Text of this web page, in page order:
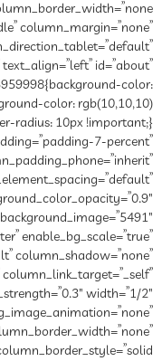
column_margin=”none”
id=”about”
color:
color: rgb(10,10,10)
7-percent”
enable_bg_scale=”true”
column_shadow=”none”
width=”1/2″